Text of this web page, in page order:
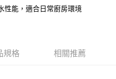
款。
知簡訊。
此簡訊中的連結，可透過四大超商／
運費
性能，適合日常廚房環境
規格 相關推薦